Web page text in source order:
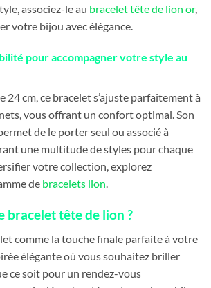
associez-le au bracelet tête de lion or,
votre bijou avec élégance.
pour accompagner votre style au
24 cm, ce bracelet s’ajuste parfaitement à
vous offrant un confort optimal. Son
de le porter seul ou associé à
une multitude de styles pour chaque
votre collection, explorez
de bracelets lion.
bracelet tête de lion ?
comme la touche finale parfaite à votre
élégante où vous souhaitez briller
ce soit pour un rendez-vous